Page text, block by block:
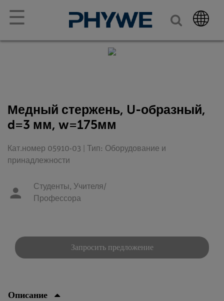
☰
Медный стержень, U-образный,
d=3 мм, w=175мм
Кат.номер 05910-03 | Тип: Оборудование и
принадлежности
Студенты, Учителя/
Профессора
Запросить предложение
Описание